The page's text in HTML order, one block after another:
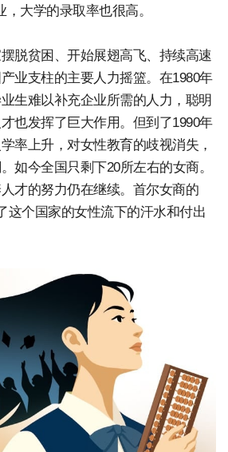
大学的录取率也很高。
脱贫困、开始展翅高飞、持续高速
业支柱的主要人力摇篮。在1980年
生难以补充企业所需的人力，聪明
也发挥了巨大作用。但到了1990年
率上升，对女性教育的歧视消失，
如今全国只剩下20所左右的女商。
才的努力仍在继续。首尔女商的
这个国家的女性流下的汗水和付出